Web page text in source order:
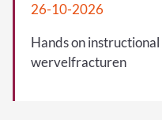
26-10-2026
Hands on
wervelfracturen